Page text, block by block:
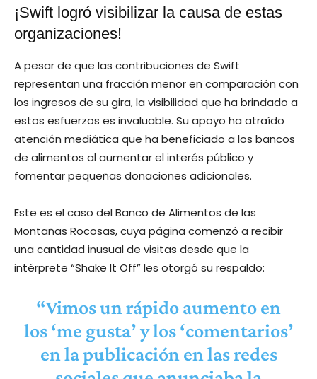
¡Swift logró visibilizar la causa de estas
organizaciones!
A pesar de que las contribuciones de Swift
representan una fracción menor en comparación con
los ingresos de su gira, la visibilidad que ha brindado a
estos esfuerzos es invaluable. Su apoyo ha atraído
atención mediática que ha beneficiado a los bancos
de alimentos al aumentar el interés público y
fomentar pequeñas donaciones adicionales.
Este es el caso del Banco de Alimentos de las
Montañas Rocosas, cuya página comenzó a recibir
una cantidad inusual de visitas desde que la
intérprete “Shake It Off” les otorgó su respaldo:
“Vimos un rápido aumento en
los ‘me gusta’ y los ‘comentarios’
en la publicación en las redes